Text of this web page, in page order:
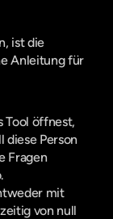
ist die
Anleitung für
Tool öffnest,
diese Person
Fragen
mit
von null